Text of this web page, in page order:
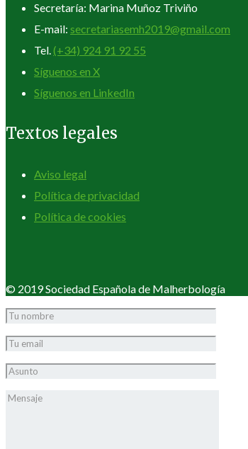
Secretaría: Marina Muñoz Triviño
E-mail: secretariasemh2019@gmail.com
Tel. (+34) 924 91 92 55
Síguenos en X
Síguenos en LinkedIn
Textos legales
Aviso legal
Política de privacidad
Política de cookies
© 2019 Sociedad Española de Malherbología